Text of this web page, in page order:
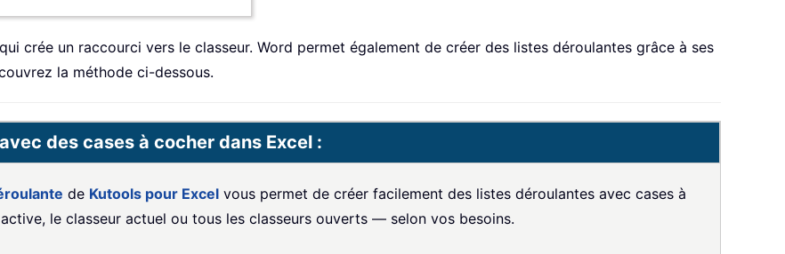
crée un raccourci vers le classeur. Word permet également de créer des listes déroulantes grâce à ses
la méthode ci-dessous.
des cases à cocher dans Excel :
de Kutools pour Excel vous permet de créer facilement des listes déroulantes avec cases à
le classeur actuel ou tous les classeurs ouverts — selon vos besoins.